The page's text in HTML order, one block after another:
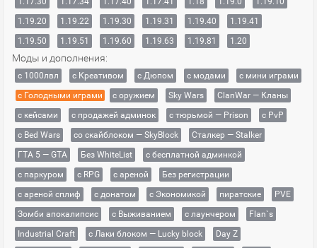
1.19.20
1.19.22 1.19.30 1.19.31 1.19.40
1.19.41
1.19.50
1.19.51 1.19.60 1.19.63 1.19.81 1.20
Моды и дополнения:
с 1000лвл c Креативом с Дюпом с модами
с мини играми
с Голодными играми
с оружием Sky Wars
ClanWar — Кланы
с кейсами
с продажей админок с тюрьмой — Prison
с PvP
с Bed Wars
со скайблоком — SkyBlock
Сталкер — Stalker
ГТА 5 — GTA
Без WhiteList
с бесплатной админкой
с паркуром
с RPG с ареной
Без регистрации
с ареной сплиф
с донатом с Экономикой пиратские
PVE
Зомби апокалипсис
с Выживанием с лаунчером
Flan`s
Industrial Craft
с Лаки блоком — Lucky block
Day Z